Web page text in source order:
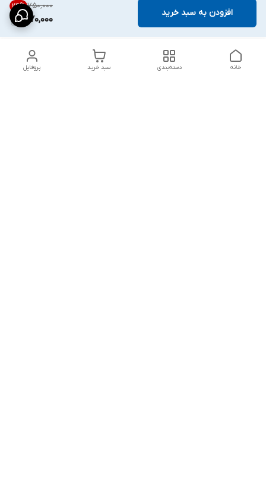
۷۵۰٬۰۰۰ 24%
570,000
افزودن به سبد خرید
پروفایل سبد خرید دسته‌بندی خانه